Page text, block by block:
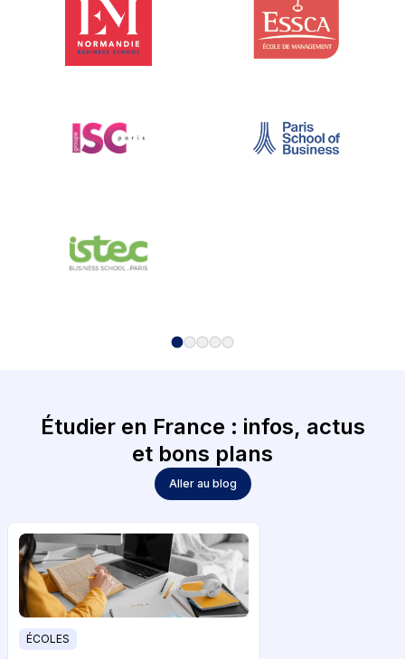
Étudier en France : infos, actus
et bons plans
Aller au blog
ÉCOLES